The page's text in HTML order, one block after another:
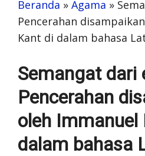
Beranda » Agama »
Pencerahan
Kant di dalam bahasa
Semangat dari
Pencerahan
oleh Immanuel
dalam bahasa